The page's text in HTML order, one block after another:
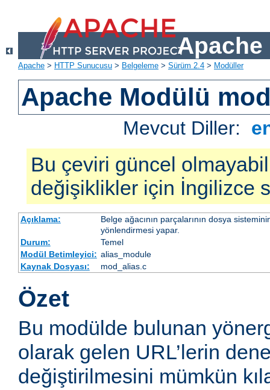
Apache
Apache > HTTP Sunucusu > Belgeleme > Sürüm 2.4 > Modüller
Apache Modülü
Mevcut Diller:
Bu çeviri güncel
değişiklikler için İngilizce
Açıklama:
Belge ağacının parçalarının dosya
yönlendirmesi yapar.
Durum:
Temel
Modül Betimleyici: alias_module
Kaynak Dosyası:
mod_alias.c
Özet
Bu modülde bulunan
olarak gelen URL’lerin
değiştirilmesini mümkün